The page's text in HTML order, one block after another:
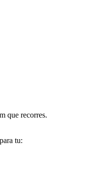
que recorres.
tu: